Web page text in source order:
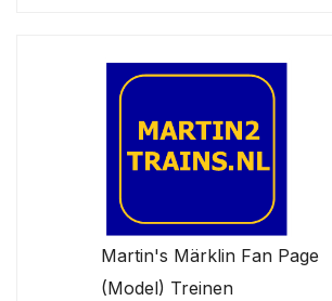
Martin's Märklin Fan Page
(Model) Treinen